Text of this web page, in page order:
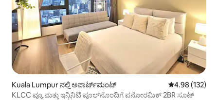
Kuala Lumpur ನಲ್ಲಿ ಅಪಾರ್ಟ್‌ಮಂಟ್ 5 ರಲ್ಲಿ 4.98
4.98 (132)
KLCC ವ್ಯೂ ಮತ್ತು ಇನ್ಫಿನಿಟಿ ಪೂಲ್‌ನೊಂದಿಗೆ ಪನೋರಮಿಕ್ 2BR ಸೂಟ್